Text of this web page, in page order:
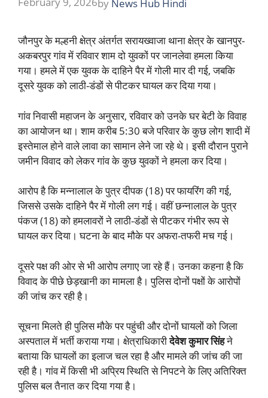
by News Hub Hindi
जौनपुर के मल्हनी क्षेत्र अंतर्गत सरायख्वाजा थाना क्षेत्र के खानपुर-
अकबरपुर गांव में रविवार शाम दो युवकों पर जानलेवा हमला किया
गया। हमले में एक युवक के दाहिने पैर में गोली मार दी गई, जबकि
दूसरे युवक को लाठी-डंडों से पीटकर घायल कर दिया गया।
गांव निवासी महाजन के अनुसार, रविवार को उनके घर बेटी के विवाह
का आयोजन था। शाम करीब 5:30 बजे परिवार के कुछ लोग शादी में
इस्तेमाल होने वाले लावा का सामान लेने जा रहे थे। इसी दौरान पुराने
जमीन विवाद को लेकर गांव के कुछ युवकों ने हमला कर दिया।
आरोप है कि मन्नालाल के पुत्र दीपक (18) पर फायरिंग की गई,
जिससे उसके दाहिने पैर में गोली लग गई। वहीं छन्नालाल के पुत्र
पंकज (18) को हमलावरों ने लाठी-डंडों से पीटकर गंभीर रूप से
घायल कर दिया। घटना के बाद मौके पर अफरा-तफरी मच गई।
दूसरे पक्ष की ओर से भी आरोप लगाए जा रहे हैं। उनका कहना है कि
विवाद के पीछे छेड़खानी का मामला है। पुलिस दोनों पक्षों के आरोपों
की जांच कर रही है।
सूचना मिलते ही पुलिस मौके पर पहुंची और दोनों घायलों को जिला
अस्पताल में भर्ती कराया गया। क्षेत्राधिकारीदेवेश कुमार सिंहने
बताया कि घायलों का इलाज चल रहा है और मामले की जांच की जा
रही है। गांव में किसी भी अप्रिय स्थिति से निपटने के लिए अतिरिक्त
पुलिस बल तैनात कर दिया गया है।